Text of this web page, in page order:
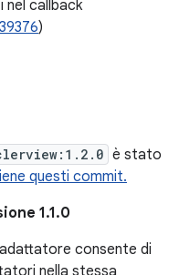
nel callback
)
è stato
questi commit.
1.1.0
consente di
nella stessa